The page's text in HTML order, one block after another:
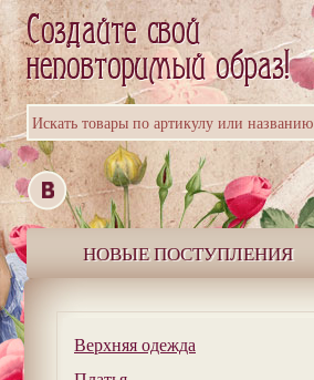
Искать товары по артикулу или названию
НОВЫЕ ПОСТУПЛЕНИЯ
Верхняя одежда